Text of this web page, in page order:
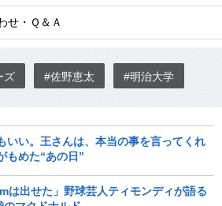
せ・Ｑ＆Ａ
ズ #佐野恵太 #明治大学
いい。王さんは、本当の事を言ってくれ
もめた“あの日”
は出せた」野球芸人ティモンディが語る